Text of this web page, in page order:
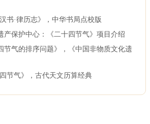
书·律历志》，中华书局点校版
产保护中心：《二十四节气》项目介绍
节气的排序问题》，《中国非物质文化遗
四节气》，古代天文历算经典